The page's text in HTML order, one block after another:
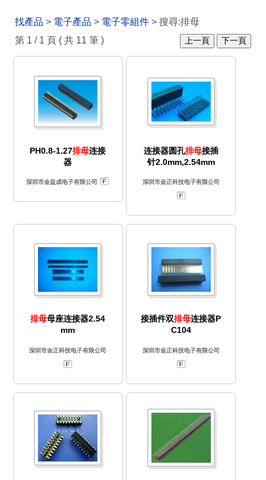
找產品 > 電子產品 > 電子零組件> 搜尋:排母
第 1 / 1 頁 ( 共 11 筆 )
上一頁 下一頁
PH0.8-1.27排母连接
器
深圳市金益成电子有限公司
连接器圆孔排母接插
针2.0mm,2.54mm
深圳市金正科技电子有限公司
排母母座连接器2.54
mm
深圳市金正科技电子有限公司
接插件双排母连接器P
C104
深圳市金正科技电子有限公司